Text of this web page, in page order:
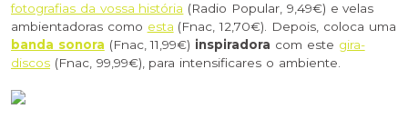
fotografias da vossa história (Radio Popular, 9,49€) e velas
ambientadoras como esta (Fnac, 12,70€). Depois, coloca uma
banda sonora (Fnac, 11,99€) inspiradora com este gira-
discos (Fnac, 99,99€), para intensificares o ambiente.